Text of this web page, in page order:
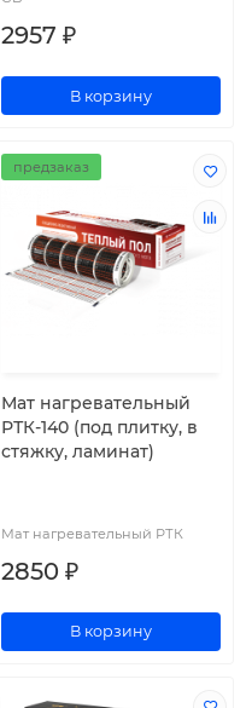
2957 ₽
В корзину
предзаказ
Мат нагревательный
РТК-140 (под плитку, в
стяжку, ламинат)
Мат нагревательный РТК
2850 ₽
В корзину